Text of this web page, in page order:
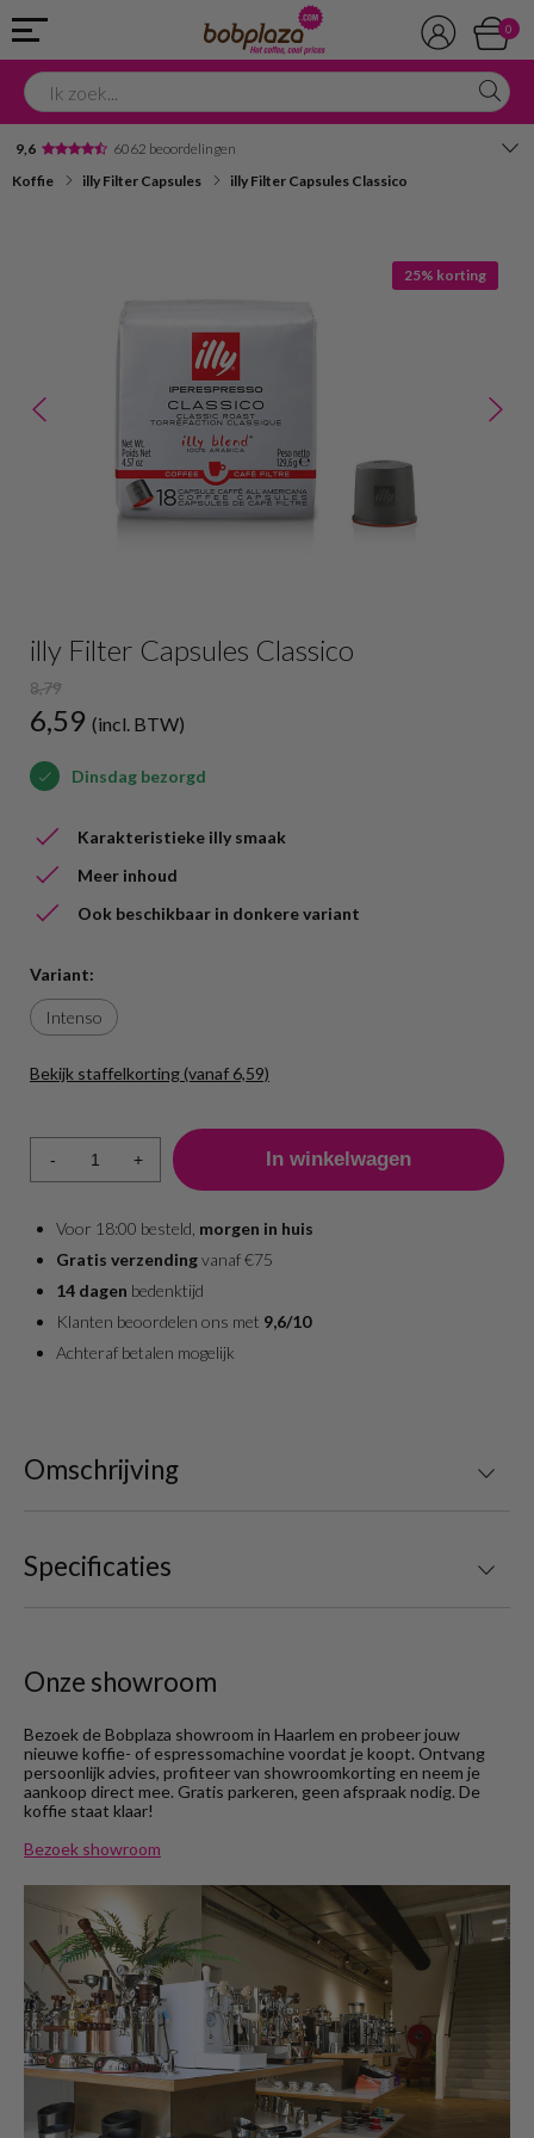
0
9,6 6062 beoordelingen
Koffie illy Filter Capsules illy Filter Capsules Classico
25% korting
illy Filter Capsules Classico
8,79
6,59 (incl. BTW)
Dinsdag bezorgd
Karakteristieke illy smaak
Meer inhoud
Ook beschikbaar in donkere variant
Variant:
Intenso
Bekijk staffelkorting (vanaf 6,59)
1 - 5
6 - 11
6,59
6,59
18 +
6,59
- +
Voor 18:00 besteld, morgen in huis
Gratis verzendingvanaf €75
14 dagen bedenktijd
Klanten beoordelen ons met 9,6/10
Achteraf betalen mogelijk
Omschrijving
Specificaties
Onze showroom
Bezoek de Bobplaza showroom in Haarlem en probeer jouw
nieuwe koffie- of espressomachine voordat je koopt. Ontvang
persoonlijk advies, profiteer van showroomkorting en neem je
aankoop direct mee. Gratis parkeren, geen afspraak nodig. De
koffie staat klaar!
Bezoek showroom